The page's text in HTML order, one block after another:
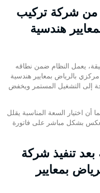
من شركة تركيب
هندسية
يعمل النظام ضمن نطاقه
بالرياض بمعايير هندسية
إلى التشغيل المستمر ويخفض
أن اختيار السعة المناسبة يقلل
بشكل مباشر على فاتورة
بعد تنفيذ شركة
بمعايير